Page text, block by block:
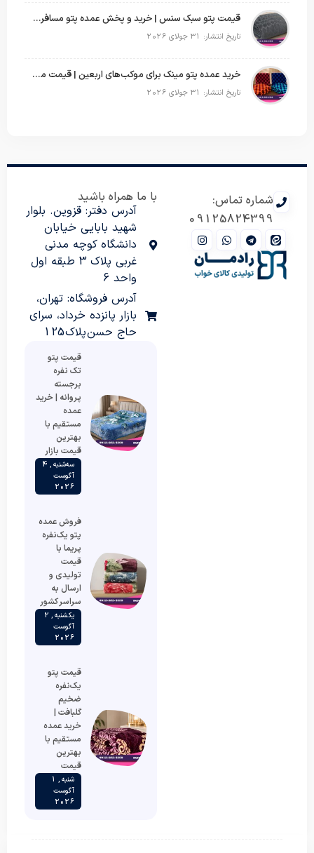
قیمت پتو سبک سنس | خرید و پخش عمده پتو مسافرتی Sense
تاریخ انتشار: 31 جولای 2026
خرید عمده پتو مینک برای موکب‌های اربعین | قیمت مناسب و ارسال سریع
تاریخ انتشار: 31 جولای 2026
شماره تماس:
09125824399
با ما همراه باشید
آدرس دفتر: قزوین. بلوار
شهید بابایی خیابان
دانشگاه کوچه مدنی
غربی پلاک 3 طبقه اول
واحد 6
آدرس فروشگاه: تهران،
بازار پانزده خرداد، سرای
حاج حسن پلاک 125
قیمت پتو
تک نفره
برجسته
پروانه | خرید
عمده
مستقیم با
بهترین
قیمت بازار
سه‌شنبه , 4
آگوست
2026
فروش عمده
پتو یک‌نفره
پریما با
قیمت
تولیدی و
ارسال به
سراسر کشور
یکشنبه , 2
آگوست
2026
قیمت پتو
یک‌نفره
ضخیم
گلبافت |
خرید عمده
مستقیم با
بهترین
قیمت
شنبه , 1
آگوست
2026